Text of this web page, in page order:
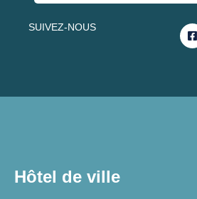
SUIVEZ-NOUS
Hôtel de ville